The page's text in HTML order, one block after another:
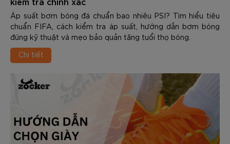
Áp suất bơm bóng đá chuẩn bao nhiêu PSI? Tìm hiểu tiêu
chuẩn FIFA, cách kiểm tra áp suất, hướng dẫn bơm bóng
đúng kỹ thuật và mẹo bảo quản tăng tuổi thọ bóng.
Chi tiết